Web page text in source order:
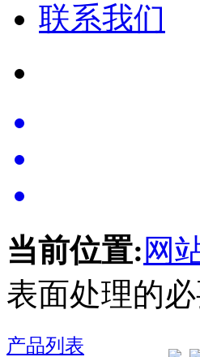
联系我们
当前位置: 网
表面处理的
产品列表